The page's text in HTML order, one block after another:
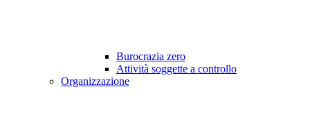
Burocrazia zero
Attività soggette a controllo
Organizzazione